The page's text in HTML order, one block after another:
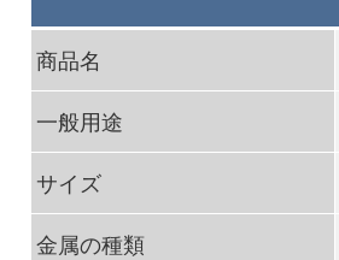
商品名
一般用途
サイズ
金属の種類